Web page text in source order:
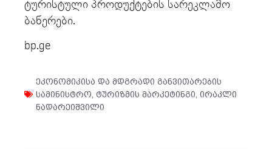
ტურისტული პროდუქტების სარეკლამო
ბანერები.
bp.ge
ეკონომიკისა და მდგრადი განვითარების
სამინისტრო ტურიზმის მარკეტინგი ირაკლი
ნადარეიშვილი